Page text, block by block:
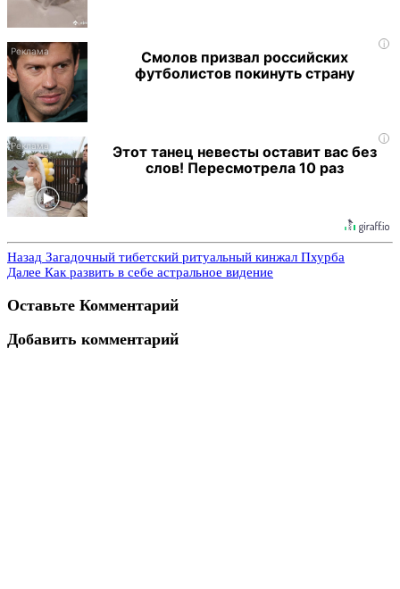
i
Смолов призвал российских
футболистов покинуть страну
i
Этот танец невесты оставит вас без
слов! Пересмотрела 10 раз
Назад Загадочный тибетский ритуальный кинжал Пхурба
Далее Как развить в себе астральное видение
Оставьте Комментарий
Добавить комментарий